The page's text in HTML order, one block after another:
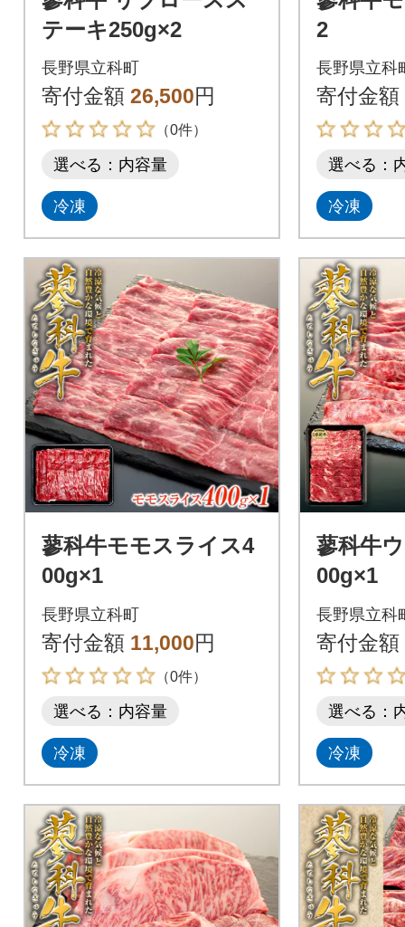
テーキ250g×2
長野県立科町
寄付金額 26,500円
（0件）
選べる：内容量
冷凍
2
長野県立科
寄付金額
選べる：
冷凍
蓼科牛モモスライス4
00g×1
長野県立科町
寄付金額 11,000円
（0件）
選べる：内容量
冷凍
蓼科牛
長野県立科
寄付金額
選べる：
冷凍